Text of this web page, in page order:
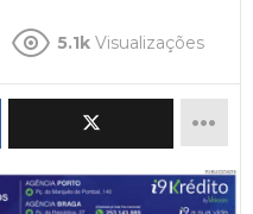
5.1k Visualizações